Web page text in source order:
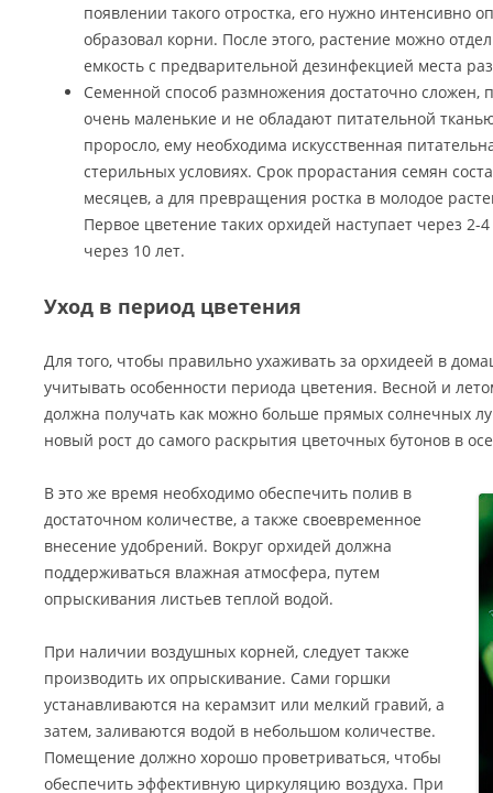
появлении такого отростка, его нужно интенсивно
образовал корни. После этого, растение можно
емкость с предварительной дезинфекцией места
Семенной способ размножения достаточно сложен,
очень маленькие и не обладают питательной
проросло, ему необходима искусственная
стерильных условиях. Срок прорастания семян
месяцев, а для превращения ростка в молодое
Первое цветение таких орхидей наступает через 2-
через 10 лет.
Уход в период цветения
Для того, чтобы правильно ухаживать за орхидеей в
учитывать особенности периода цветения. Весной и
должна получать как можно больше прямых солнечных
новый рост до самого раскрытия цветочных бутонов в
В это же время необходимо обеспечить полив в
достаточном количестве, а также своевременное
внесение удобрений. Вокруг орхидей должна
поддерживаться влажная атмосфера, путем
опрыскивания листьев теплой водой.
При наличии воздушных корней, следует также
производить их опрыскивание. Сами горшки
устанавливаются на керамзит или мелкий гравий, а
затем, заливаются водой в небольшом количестве.
Помещение должно хорошо проветриваться, чтобы
обеспечить эффективную циркуляцию воздуха. При